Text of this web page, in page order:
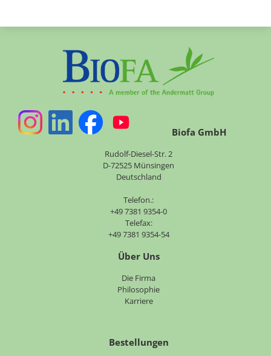
Biofa GmbH
Rudolf-Diesel-Str. 2
D-72525 Münsingen
Deutschland
Telefon.:
+49 7381 9354-0
Telefax:
+49 7381 9354-54
Über Uns
Die Firma
Philosophie
Karriere
Bestellungen